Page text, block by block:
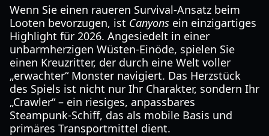
Wenn Sie einen raueren Survival-Ansatz beim
Looten bevorzugen, ist Canyons ein einzigartiges
Highlight für 2026. Angesiedelt in einer
unbarmherzigen Wüsten-Einöde, spielen Sie
einen Kreuzritter, der durch eine Welt voller
„erwachter“ Monster navigiert. Das Herzstück
des Spiels ist nicht nur Ihr Charakter, sondern Ihr
„Crawler“ – ein riesiges, anpassbares
Steampunk-Schiff, das als mobile Basis und
primäres Transportmittel dient.